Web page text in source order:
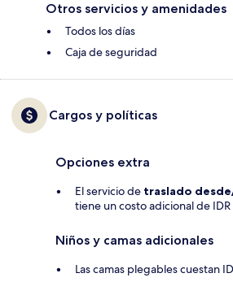
Otros servicios y amenidades
Todos los días
Caja de seguridad
Cargos y políticas
Opciones extra
El servicio de traslado
tiene un costo adicional de
Niños y camas adicionales
Las camas plegables cuestan